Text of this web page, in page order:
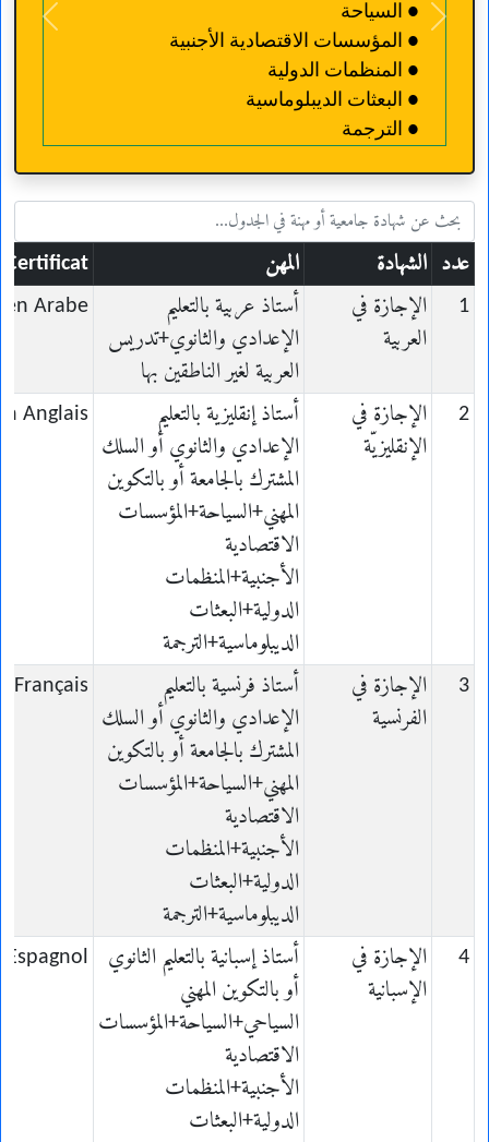
● السياحة
● المؤسسات الاقتصادية الأجنبية
● المنظمات الدولية
● البعثات الديبلوماسية
● الترجمة
Next
عدد الشهادة المهن
Certificat
1
الإجازة في
العربية
أستاذ عربية بالتعليم
الإعدادي والثانوي+تدريس
العربية لغير الناطقين بها
en Arabe
2
الإجازة في
الإنقليزيّة
أستاذ إنقليزية بالتعليم
الإعدادي والثانوي أو السلك
المشترك بالجامعة أو بالتكوين
المهني+السياحة+المؤسسات
الاقتصادية
الأجنبية+المنظمات
الدولية+البعثات
الديبلوماسية+الترجمة
Anglais
3
الإجازة في
الفرنسية
أستاذ فرنسية بالتعليم
الإعدادي والثانوي أو السلك
المشترك بالجامعة أو بالتكوين
المهني+السياحة+المؤسسات
الاقتصادية
الأجنبية+المنظمات
الدولية+البعثات
الديبلوماسية+الترجمة
Français
4
الإجازة في
الإسبانية
أستاذ إسبانية بالتعليم الثانوي
أو بالتكوين المهني
السياحي+السياحة+المؤسسات
الاقتصادية
الأجنبية+المنظمات
الدولية+البعثات
Espagnol